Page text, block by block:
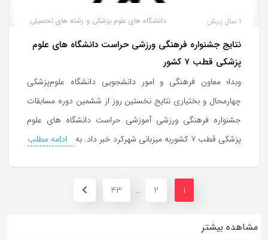
دانشگاه های علوم پزشکی و رشته های تحصیلی 1 سال پیش
نتایج جشنواره فرهنگی ورزشی حراست دانشگاه های علوم
پزشکی قطب ۷ کشور
وبدا؛ معاون فرهنگی و امور دانشجویی دانشگاه علوم‌پزشکی
چهارمحال و بختیاری نتایج نخستین روز از ششمین دوره مسابقات
جشنواره فرهنگی ورزشی آموزشی حراست دانشگاه های علوم
پزشکی قطب ۷ کشوربه میزبانی شهرکرد خبر داد. به
ادامه مطلب
1
2
…
43
مشاهده بیشتر